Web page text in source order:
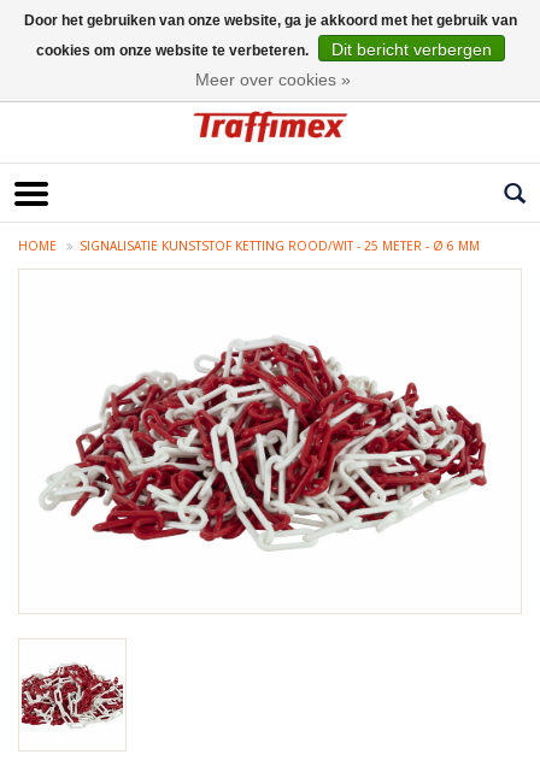
HOME SIGNALISATIE KUNSTSTOF KETTING ROOD/WIT - 25 METER - Ø 6 MM
Door het gebruiken van onze website, ga je akkoord met het gebruik van
cookies om onze website te verbeteren.
Dit bericht verbergen
Meer over cookies »